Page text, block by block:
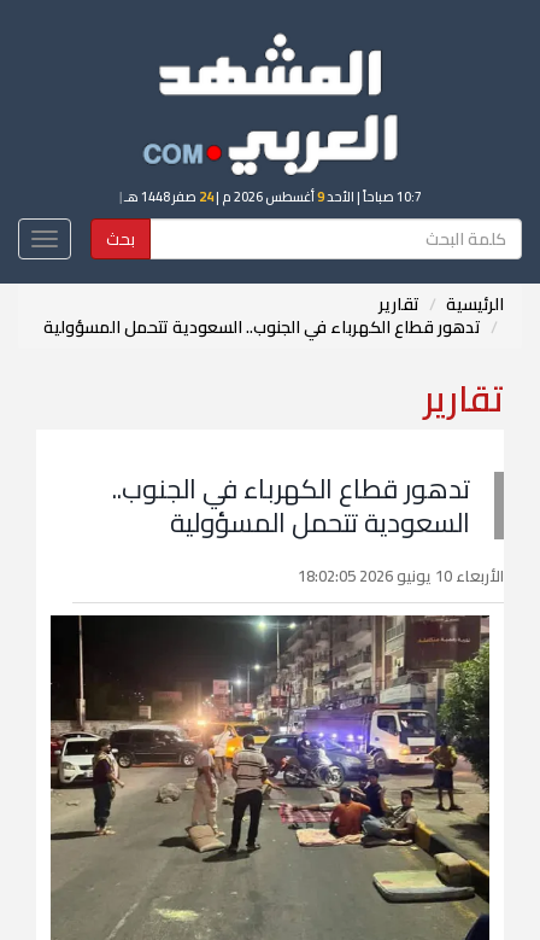
10:7 صباحاً | الأحد9أغسطس 2026 م | 24 صفر 1448 هـ |
بحث
الرئيسية تقارير
تدهور قطاع الكهرباء في الجنوب.. السعودية تتحمل المسؤولية
تقارير
تدهور قطاع الكهرباء في الجنوب..
السعودية تتحمل المسؤولية
الأربعاء 10 يونيو 2026 18:02:05